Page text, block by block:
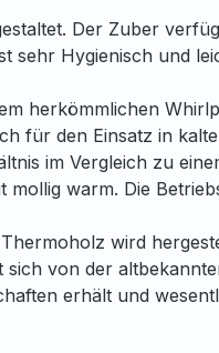
Der Zuber
sehr Hygienisch und
herkömmlichen
für den Einsatz in
im Vergleich zu
warm. Die
wird
von der
erhält und